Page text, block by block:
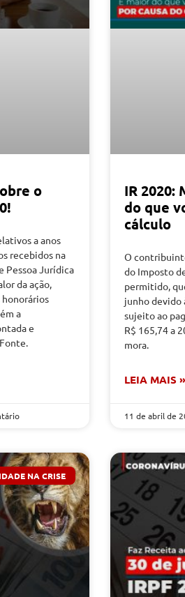
o
a anos
recebidos na
Pessoa Jurídica
da ação,
a
e
IR 2020:
do que
cálculo
O
do Imposto
permitido,
junho devido
sujeito ao
R$ 165,74 a
mora.
LEIA MAIS »
11 de abril de
NA CRISE